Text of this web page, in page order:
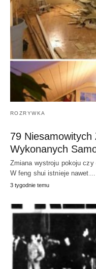
ROZRYWKA
79
Wykonanych
Zmiana wystroju pokoju czy
W feng shui istnieje nawet…
3 tygodnie temu